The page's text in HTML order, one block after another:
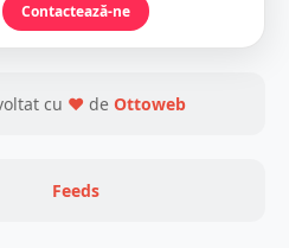
Contactează-ne
cu ❤ de Ottoweb
Feeds